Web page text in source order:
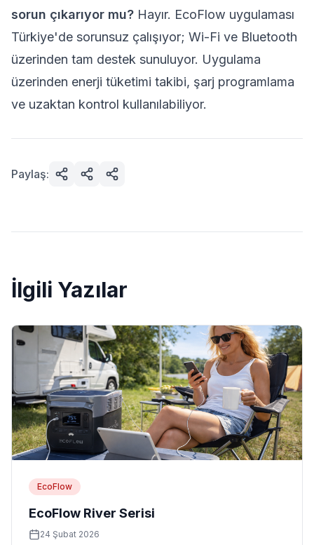
sorun çıkarıyor mu? Hayır. EcoFlow uygulaması
Türkiye'de sorunsuz çalışıyor; Wi-Fi ve Bluetooth
üzerinden tam destek sunuluyor. Uygulama
üzerinden enerji tüketimi takibi, şarj programlama
ve uzaktan kontrol kullanılabiliyor.
Paylaş:
İlgili Yazılar
EcoFlow
EcoFlow River Serisi
24 Şubat 2026